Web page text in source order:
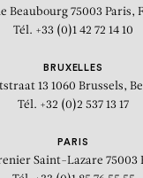
Beaubourg 75003 Paris,
Tél. +33 (0)1 42 72 14 10
BRUXELLES
13 1060 Brussels,
Tél. +32 (0)2 537 13 17
PARIS
Saint-Lazare 75003